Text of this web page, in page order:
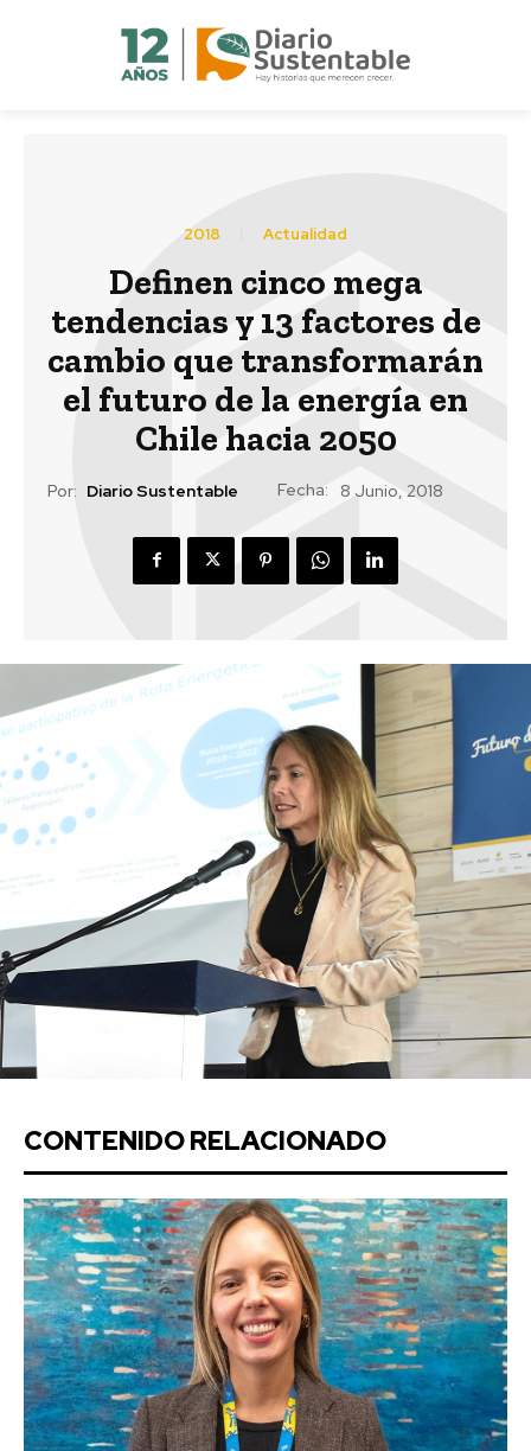
2018 Actualidad
Definen cinco mega
tendencias y 13 factores de
cambio que transformarán
el futuro de la energía en
Chile hacia 2050
Por: Diario Sustentable Fecha: 8 Junio, 2018
CONTENIDO RELACIONADO